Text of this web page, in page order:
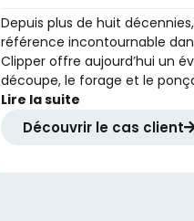
Depuis plus de huit
référence incontournable
Clipper offre aujourd’hui un
découpe, le forage et le
Lire la suite
Découvrir le cas client